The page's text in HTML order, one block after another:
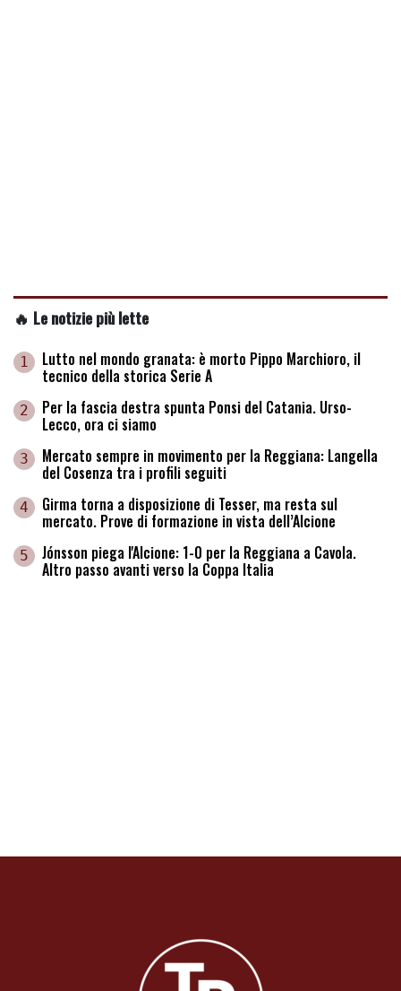
🔥 Le notizie più lette
1 Lutto nel mondo granata: è morto Pippo Marchioro, il
tecnico della storica Serie A
2 Per la fascia destra spunta Ponsi del Catania. Urso-
Lecco, ora ci siamo
3 Mercato sempre in movimento per la Reggiana: Langella
del Cosenza tra i profili seguiti
4 Girma torna a disposizione di Tesser, ma resta sul
mercato. Prove di formazione in vista dell’Alcione
5 Jónsson piega l'Alcione: 1-0 per la Reggiana a Cavola.
Altro passo avanti verso la Coppa Italia